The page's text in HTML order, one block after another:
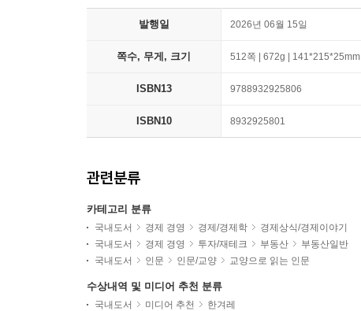
발행일 2026년 06월 15일
쪽수, 무게, 크기 512쪽 | 672g | 141*215*25mm
ISBN13 9788932925806
ISBN10 8932925801
관련분류
카테고리 분류
국내도서 경제 경영 경제/경제학
경제상식/경제이야기
국내도서
경제 경영 투자/재테크 부동산
부동산일반
국내도서
인문 인문/교양 교양으로 읽는 인문
수상내역 및 미디어 추천 분류
국내도서 미디어 추천 한겨레